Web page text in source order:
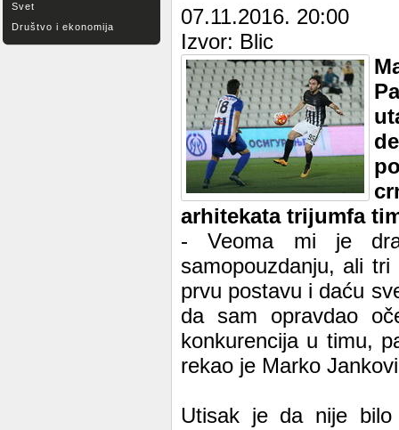
Svet
Društvo i ekonomija
07.11.2016. 20:00
Izvor: Blic
arhitekata trijumfa
- Veoma mi je
samopouzdanju, ali
prvu postavu i daću
da sam opravdao
konkurencija u timu,
rekao je Marko
Utisak je da nije bilo